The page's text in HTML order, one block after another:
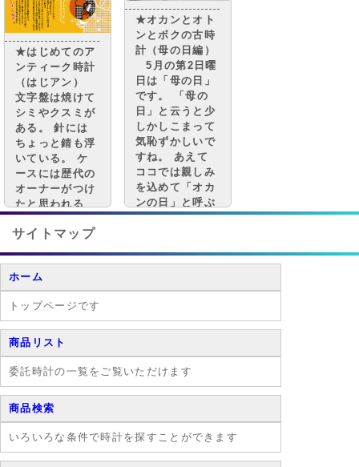
り大きな打撃を
受け、 多くの
アメリカの時計
メーカーは衰退
してしまいまし
た。
★はじめてのア
ンティーク時計
（はじアン）
文字盤は焼けて
シミやクスミが
ある。 針には
ちょっと錆も浮
いている。 ケ
ースには歴代の
オーナーがつけ
たと思われる
スレやキズが一
杯ある。
★オカンとオト
ンとボクの古時
計（母の日編）
5月の第2日曜
日は「母の日」
です。 「母の
日」と云うと少
しかしこまって
気恥ずかしいで
すね。 あえて
ココでは親しみ
を込めて「オカ
ンの日」と呼ぶ
ことにします。
けにとどまりま
にいるもっと身
な気がします。
サイトマップ
ホーム
トップページです
商品リスト
委託時計の一覧をご覧いただけます
商品検索
いろいろな条件で時計を探すことができます